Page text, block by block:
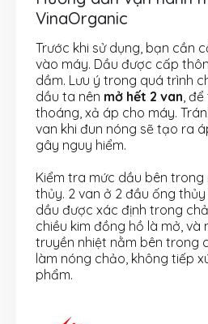
VinaOrganic
Trước khi sử dụng, bạn cần
vào máy. Dầu được cấp
dầm. Lưu ý trong quá trình
dầu ta nên mở hết 2 van,
thoáng, xả áp cho máy.
van khi đun nóng sẽ tạo ra
gây nguy hiểm.
Kiểm tra mức dầu bên
thủy. 2 van ở 2 đầu ống
dầu được xác định trong
chiều kim đồng hồ là mở, và
truyền nhiệt nằm bên trong
làm nóng chảo, không tiếp
phẩm.